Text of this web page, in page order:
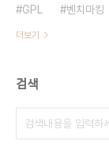
GPL
벤치마킹
더보기
검색